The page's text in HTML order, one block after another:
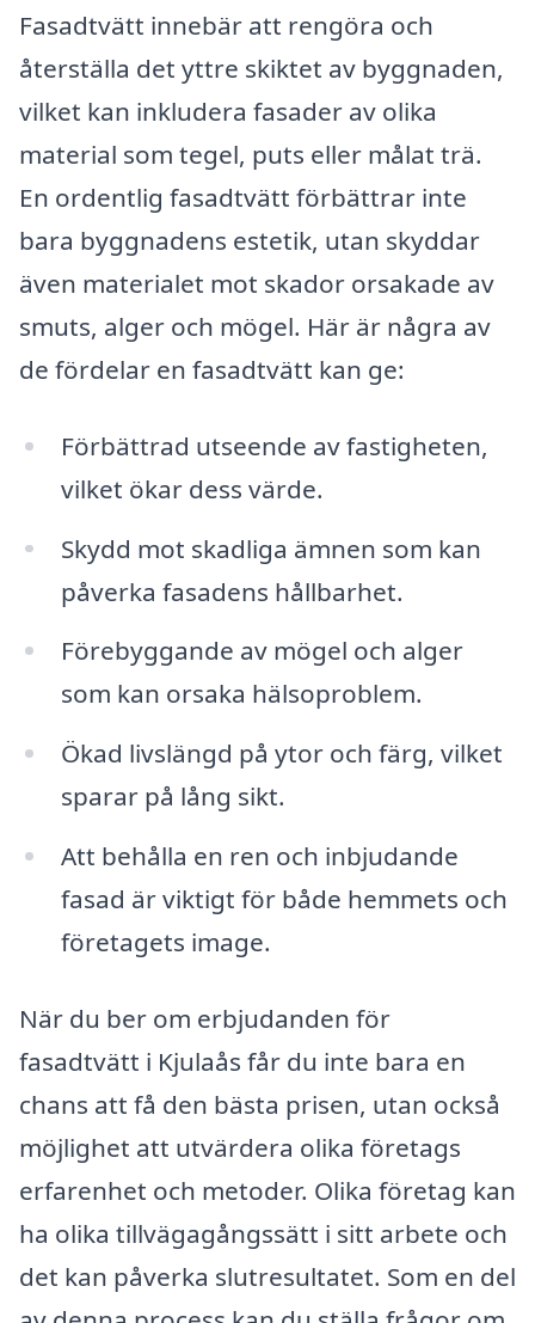
Fasadtvätt innebär att rengöra och
återställa det yttre skiktet av byggnaden,
vilket kan inkludera fasader av olika
material som tegel, puts eller målat trä.
En ordentlig fasadtvätt förbättrar inte
bara byggnadens estetik, utan skyddar
även materialet mot skador orsakade av
smuts, alger och mögel. Här är några av
de fördelar en fasadtvätt kan ge:
Förbättrad utseende av fastigheten,
vilket ökar dess värde.
Skydd mot skadliga ämnen som kan
påverka fasadens hållbarhet.
Förebyggande av mögel och alger
som kan orsaka hälsoproblem.
Ökad livslängd på ytor och färg, vilket
sparar på lång sikt.
Att behålla en ren och inbjudande
fasad är viktigt för både hemmets och
företagets image.
När du ber om erbjudanden för
fasadtvätt i Kjulaås får du inte bara en
chans att få den bästa prisen, utan också
möjlighet att utvärdera olika företags
erfarenhet och metoder. Olika företag kan
ha olika tillvägagångssätt i sitt arbete och
det kan påverka slutresultatet. Som en del